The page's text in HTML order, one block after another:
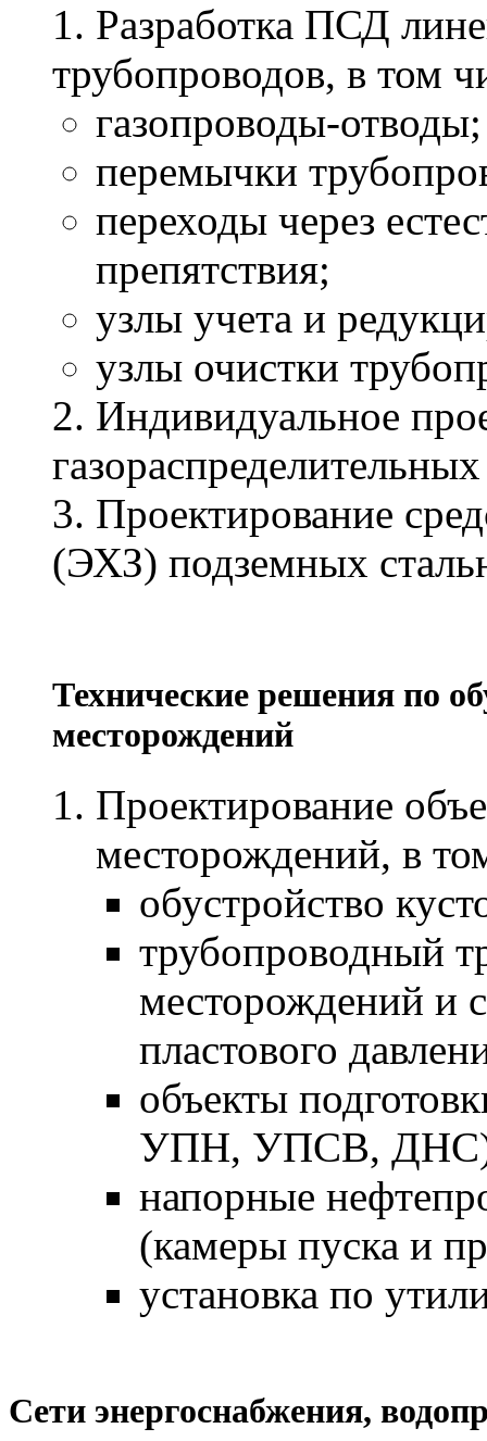
1. Разработка ПСД
трубопроводов, в том
газопроводы-отводы;
перемычки
переходы через
препятствия;
узлы учета и
узлы очистки
2. Индивидуальное
3. Проектирование
(ЭХЗ) подземных
Технические решения по
месторождений
Проектирование
месторождений, в
обустройство
трубопроводный
месторождений и
пластового
объекты
УПН, УПСВ,
напорные
(камеры пуска и
установка по
Сети энергоснабжения,